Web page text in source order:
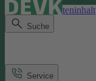
Direkt zum Seiteninhalt
Suche
Service